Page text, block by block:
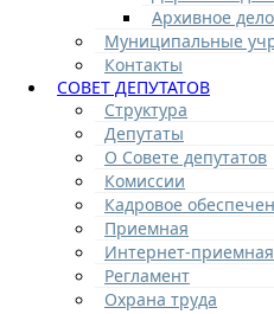
Архивное дело
Муниципальные
Контакты
СОВЕТ ДЕПУТАТОВ
Структура
Депутаты
О Совете депутатов
Комиссии
Кадровое
Приемная
Интернет-приемная
Регламент
Охрана труда